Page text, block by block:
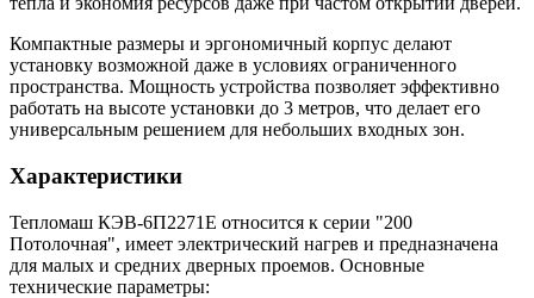
Компактные размеры и эргономичный корпус делают
установку возможной даже в условиях ограниченного
пространства. Мощность устройства позволяет эффективно
работать на высоте установки до 3 метров, что делает его
универсальным решением для небольших входных зон.
Характеристики
Тепломаш КЭВ-6П2271E относится к серии "200
Потолочная", имеет электрический нагрев и предназначена
для малых и средних дверных проемов. Основные
технические параметры: